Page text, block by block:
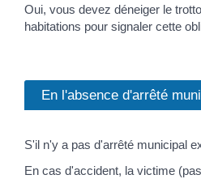
Oui, vous devez déneiger le
habitations pour signaler cette
En l'absence d'arrêté
S'il n'y a pas d'arrêté municipal
En cas d'accident, la victime